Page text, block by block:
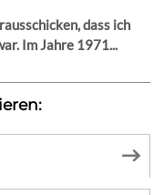
dass ich
Im Jahre 1971...